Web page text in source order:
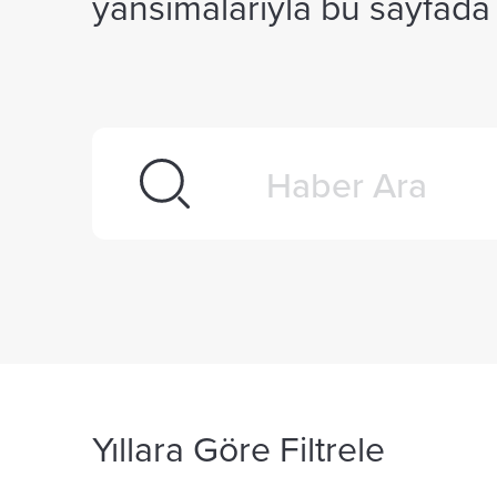
Yıllara Göre Filtrele